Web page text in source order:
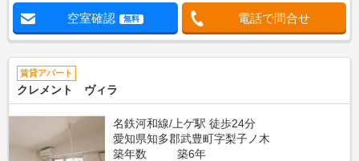
空室確認 無料 電話で問合せ
賃貸アパート
クレメント ヴィラ
名鉄河和線/上ゲ駅 徒歩24分
愛知県知多郡武豊町字梨子ノ木
築年数
築6年